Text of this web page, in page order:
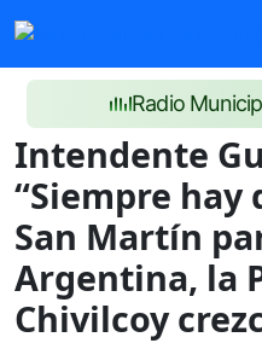
Radio
Intendente
“Siempre
San Martín
Argentina, la
Chivilcoy